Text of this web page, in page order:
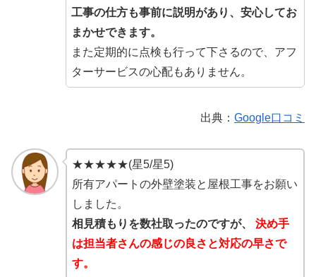
工事の仕方も事前に説明があり、安心してお
まかせできます。
また定期的に点検も行って下さるので、アフ
ターサービスの心配もありません。
出典： Google口コミ
★★★★★(星5/星5)
所有アパートの外壁塗装と屋根工事をお願い
しました。
相見積もりを数社取ったのですが、 決め手
は担当者さんの感じの良さと対応の早さで
す。